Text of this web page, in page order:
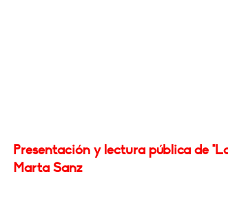
Presentación y lectura pública de
Marta Sanz